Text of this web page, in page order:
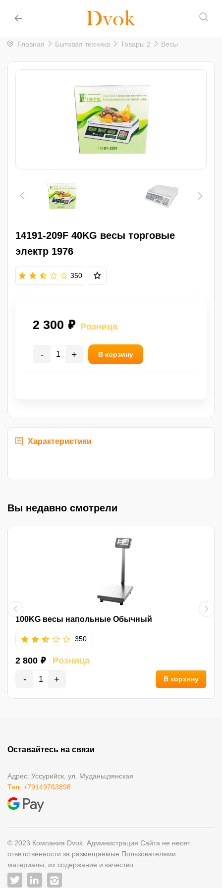
Главная Бытовая техника Товары 2 Весы
14191-209F 40KG весы торговые
электр 1976
350
2 300 ₽ Розница
- + В корзину
Характеристики
Вы недавно смотрели
100KG весы напольные Обычный
350
2 800 ₽ Розница
- + В корзину
Оставайтесь на связи
Адрес: Уссурийск, ул. Муданьцзянская
Тел: +79149763898
© 2023 Компания Dvok. Администрация Сайта не несет
ответственности за размещаемые Пользователями
материалы, их содержание и качество.